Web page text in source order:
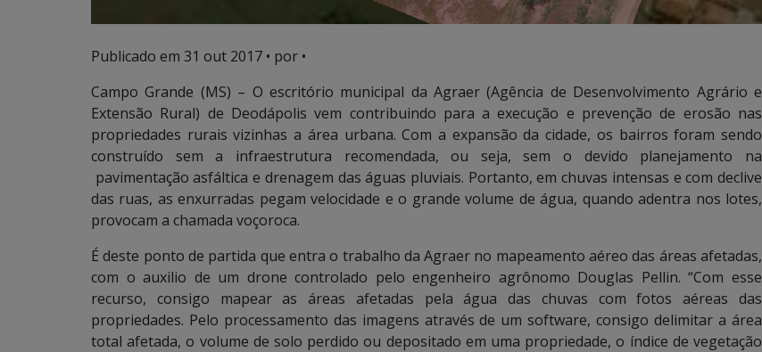
Publicado em 31 out 2017 • por •
Campo Grande (MS) – O escritório municipal da Agraer (Agência de Desenvolvimento Agrário e
Extensão Rural) de Deodápolis vem contribuindo para a execução e prevenção de erosão nas
propriedades rurais vizinhas a área urbana. Com a expansão da cidade, os bairros foram sendo
construído sem a infraestrutura recomendada, ou seja, sem o devido planejamento na
pavimentação asfáltica e drenagem das águas pluviais. Portanto, em chuvas intensas e com declive
das ruas, as enxurradas pegam velocidade e o grande volume de água, quando adentra nos lotes,
provocam a chamada voçoroca.
É deste ponto de partida que entra o trabalho da Agraer no mapeamento aéreo das áreas afetadas,
com o auxilio de um drone controlado pelo engenheiro agrônomo Douglas Pellin. “Com esse
recurso, consigo mapear as áreas afetadas pela água das chuvas com fotos aéreas das
propriedades. Pelo processamento das imagens através de um software, consigo delimitar a área
total afetada, o volume de solo perdido ou depositado em uma propriedade, o índice de vegetação